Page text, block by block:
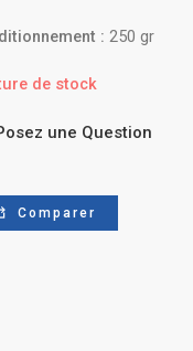
: 250 gr
de stock
une Question
Comparer